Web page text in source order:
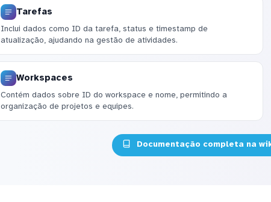
Tarefas
Inclui dados como ID da tarefa, status e timestamp de
atualização, ajudando na gestão de atividades.
Workspaces
Contém dados sobre ID do workspace e nome, permitindo a
organização de projetos e equipes.
Documentação completa na